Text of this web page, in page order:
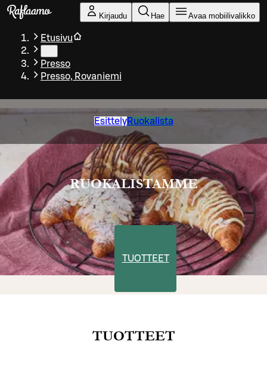
Siirry pääsisältöön
Kirjaudu Hae Avaa mobiilivalikko
Etusivu
Presso
Presso, Rovaniemi
EsittelyRuokalista
RUOKALISTAMME
TUOTTEET
TUOTTEET